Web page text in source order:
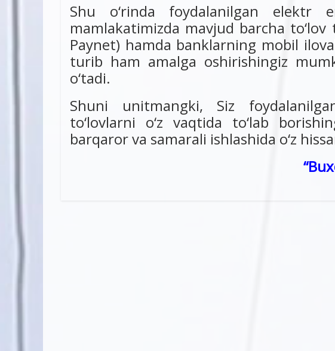
Shu o‘rinda foydalanilgan elektr
mamlakatimizda mavjud barcha to‘lov
Paynet) hamda banklarning mobil
turib ham amalga oshirishingiz
o‘tadi.
Shuni unitmangki, Siz
to‘lovlarni o‘z vaqtida to‘lab
barqaror va samarali ishlashida o‘z